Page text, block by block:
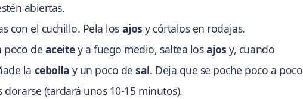
abiertas.
con el cuchillo. Pela los ajos y córtalos en rodajas.
poco de aceitey a fuego medio, saltea losajos y, cuando
la cebolla y un poco desal. Deja que se poche poco a poco
(tardará unos 10-15 minutos).